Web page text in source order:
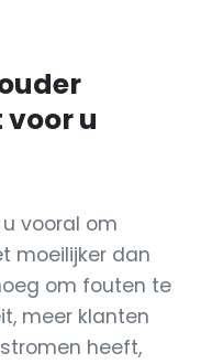
u
vooral om
moeilijker dan
om fouten te
meer klanten
heeft,